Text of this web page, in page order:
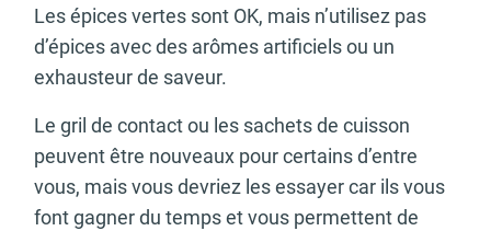
Les épices vertes sont OK, mais n’utilisez pas
d’épices avec des arômes artificiels ou un
exhausteur de saveur.
Le gril de contact ou les sachets de cuisson
peuvent être nouveaux pour certains d’entre
vous, mais vous devriez les essayer car ils vous
font gagner du temps et vous permettent de